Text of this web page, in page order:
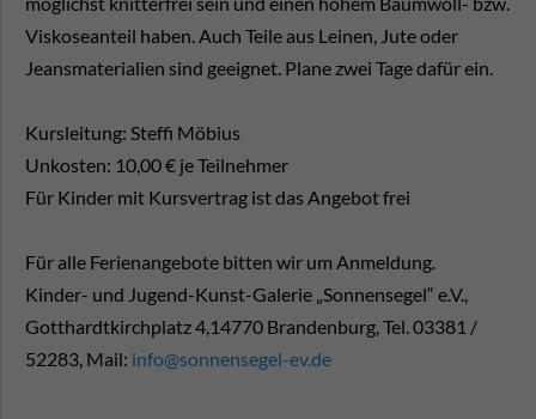
Viskoseanteil haben. Auch Teile aus Leinen, Jute oder
Jeansmaterialien sind geeignet. Plane zwei Tage dafür ein.
Kursleitung: Steffi Möbius
Unkosten: 10,00 € je Teilnehmer
Für Kinder mit Kursvertrag ist das Angebot frei
Für alle Ferienangebote bitten wir um Anmeldung.
Kinder- und Jugend-Kunst-Galerie „Sonnensegel“ e.V.,
Gotthardtkirchplatz 4,14770 Brandenburg, Tel. 03381 /
52283, Mail: info@sonnensegel-ev.de